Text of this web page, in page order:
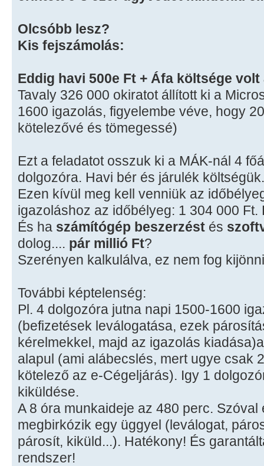
Olcsóbb lesz?
Kis fejszámolás:
Eddig havi 500e Ft + Áfa költsége
Tavaly 326 000 okiratot állított ki a
1600 igazolás, figyelembe véve, hogy
kötelezővé és tömegessé)
Ezt a feladatot osszuk ki a MÁK-nál 4
dolgozóra. Havi bér és járulék
Ezen kívül meg kell venniük az
igazoláshoz az időbélyeg: 1 304 000
És ha számítógép beszerzést és
dolog.... pár millió Ft?
Szerényen kalkulálva, ez nem fog
További képtelenség:
Pl. 4 dolgozóra jutna napi 1500-1600
(befizetések leválogatása, ezek
kérelmekkel, majd az igazolás
alapul (ami alábecslés, mert ugye csak
kötelező az e-Cégeljárás). Igy 1
kiküldése.
A 8 óra munkaideje az 480 perc.
megbirkózik egy üggyel (leválogat,
párosít, kiküld...). Hatékony! És
rendszer!